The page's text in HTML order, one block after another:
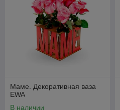
Маме. Декоративная ваза
EWA
В наличии